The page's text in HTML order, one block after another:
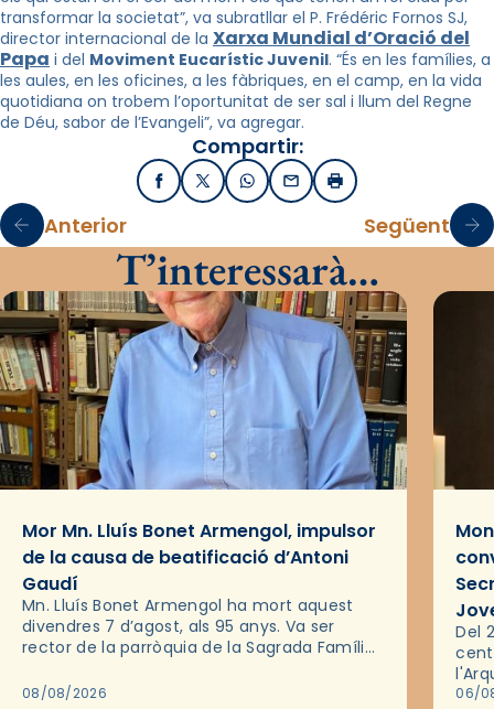
transformar la societat”, va subratllar el P. Frédéric Fornos SJ,
director internacional de la Xarxa Mundial d’Oració del
Papa i del Moviment Eucarístic Juvenil. “És en les famílies, a
les aules, en les oficines, a les fàbriques, en el camp, en la vida
quotidiana on trobem l’oportunitat de ser sal i llum del Regne
de Déu, sabor de l’Evangeli”, va agregar.
Compartir:
FacebookX / TwitterWhatsApp
EmailImprimir
Anterior Següent
T’interessarà…
Mor Mn. Lluís Bonet Armengol, impulsor
de la causa de beatificació d’Antoni
Gaudí
Mn. Lluís Bonet Armengol ha mort aquest
divendres 7 d’agost, als 95 anys. Va ser
rector de la parròquia de la Sagrada Família
2018,…
08/08/2026
Del
les
06/